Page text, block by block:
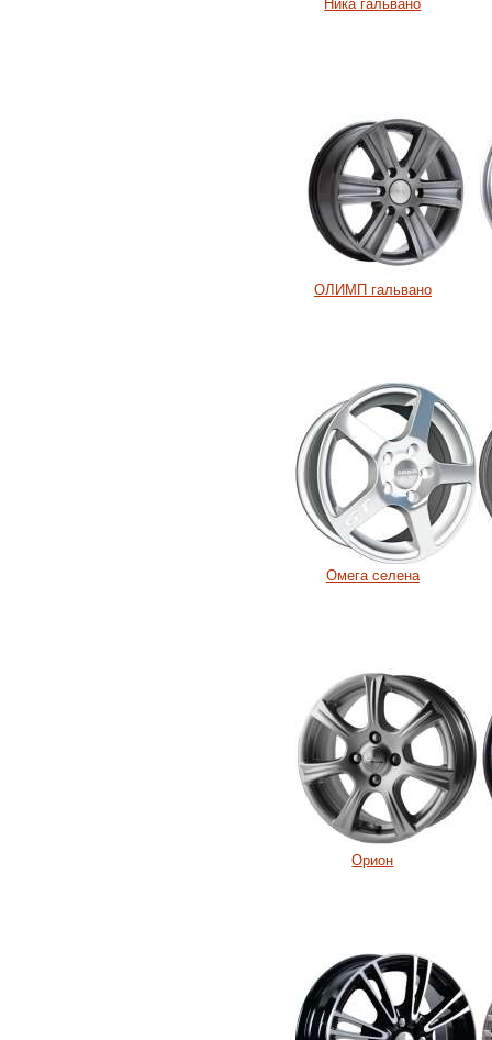
Ника гальвано
ОЛИМП гальвано
Омега селена
Орион